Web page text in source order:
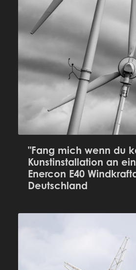
"Fang mich wenn du
Kunstinstallation an
Enercon E40
Deutschland